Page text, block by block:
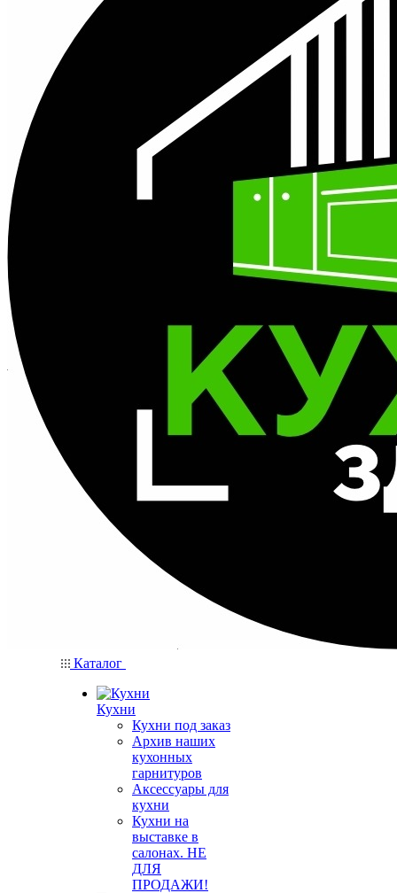
Каталог
Кухни
Кухни под заказ
Архив наших
кухонных
гарнитуров
Аксессуары для
кухни
Кухни на
выставке в
салонах. НЕ
ДЛЯ
ПРОДАЖИ!